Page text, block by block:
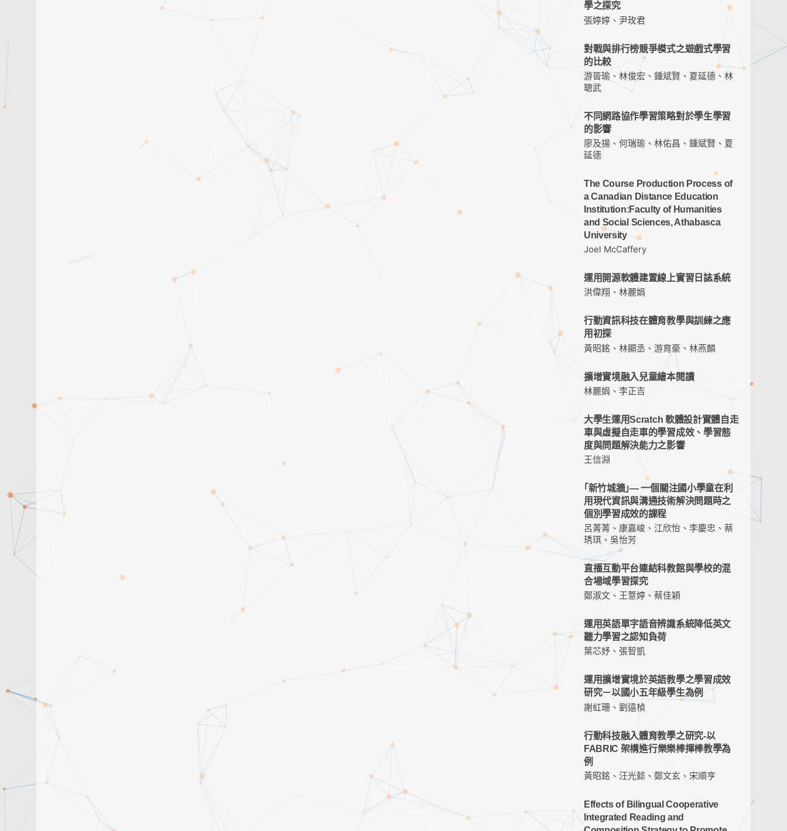
學之探究
張婷婷、尹玫君
對戰與排行榜競爭模式之遊戲式學習
的比較
游晉瑜、林俊宏、鍾斌賢、夏延德、林
聰武
不同網路協作學習策略對於學生學習
的影響
廖及揚、何瑞瑜、林佑昌、鍾斌賢、夏
延德
The Course Production Process of
a Canadian Distance Education
Institution:Faculty of Humanities
and Social Sciences, Athabasca
University
Joel McCaffery
運用開源軟體建置線上實習日誌系統
洪偉翔、林麗娟
行動資訊科技在體育教學與訓練之應
用初探
黃昭銘、林顯丞、游育豪、林燕麟
擴增實境融入兒童繪本閱讀
林麗娟、李正吉
大學生運用Scratch 軟體設計實體自走
車與虛擬自走車的學習成效、學習態
度與問題解決能力之影響
王信淵
｢新竹城牆｣― 一個關注國小學童在利
用現代資訊與溝通技術解決問題時之
個別學習成效的課程
呂菁菁、康嘉峻、江欣怡、李慶忠、蔡
琇琪、吳怡芳
直播互動平台連結科教館與學校的混
合場域學習探究
鄭淑文、王薏婷、蔡佳穎
運用英語單字語音辨識系統降低英文
聽力學習之認知負荷
葉芯妤、張智凱
運用擴增實境於英語教學之學習成效
研究－以國小五年級學生為例
謝虹珊、劉遠楨
行動科技融入體育教學之研究-以
FABRIC 架構進行樂樂棒揮棒教學為
例
黃昭銘、汪光懿、鄭文玄、宋順亨
Effects of Bilingual Cooperative
Integrated Reading and